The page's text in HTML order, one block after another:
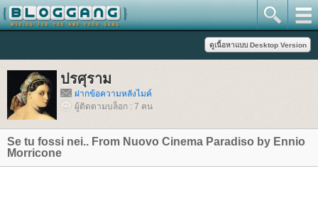
ปรศุราม
ฝากข้อความหลังไมค์
ผู้ติดตามบล็อก : 7 คน
Se tu fossi nei.. From Nuovo Cinema Paradiso by Ennio
Morricone